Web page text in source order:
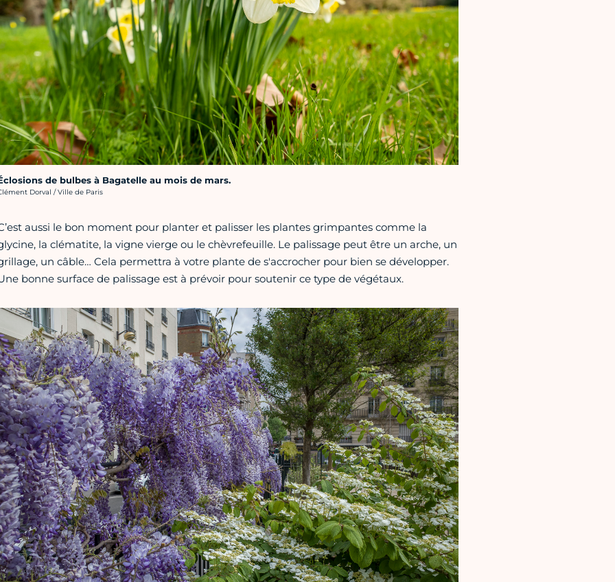
de bulbes à Bagatelle au mois de mars.
photo :
Dorval / Ville de Paris
aussi le bon moment pour planter et palisser les plantes grimpantes comme la
la clématite, la vigne vierge ou le chèvrefeuille. Le palissage peut être un arche, un
un câble… Cela permettra à votre plante de s'accrocher pour bien se développer.
bonne surface de palissage est à prévoir pour soutenir ce type de végétaux.